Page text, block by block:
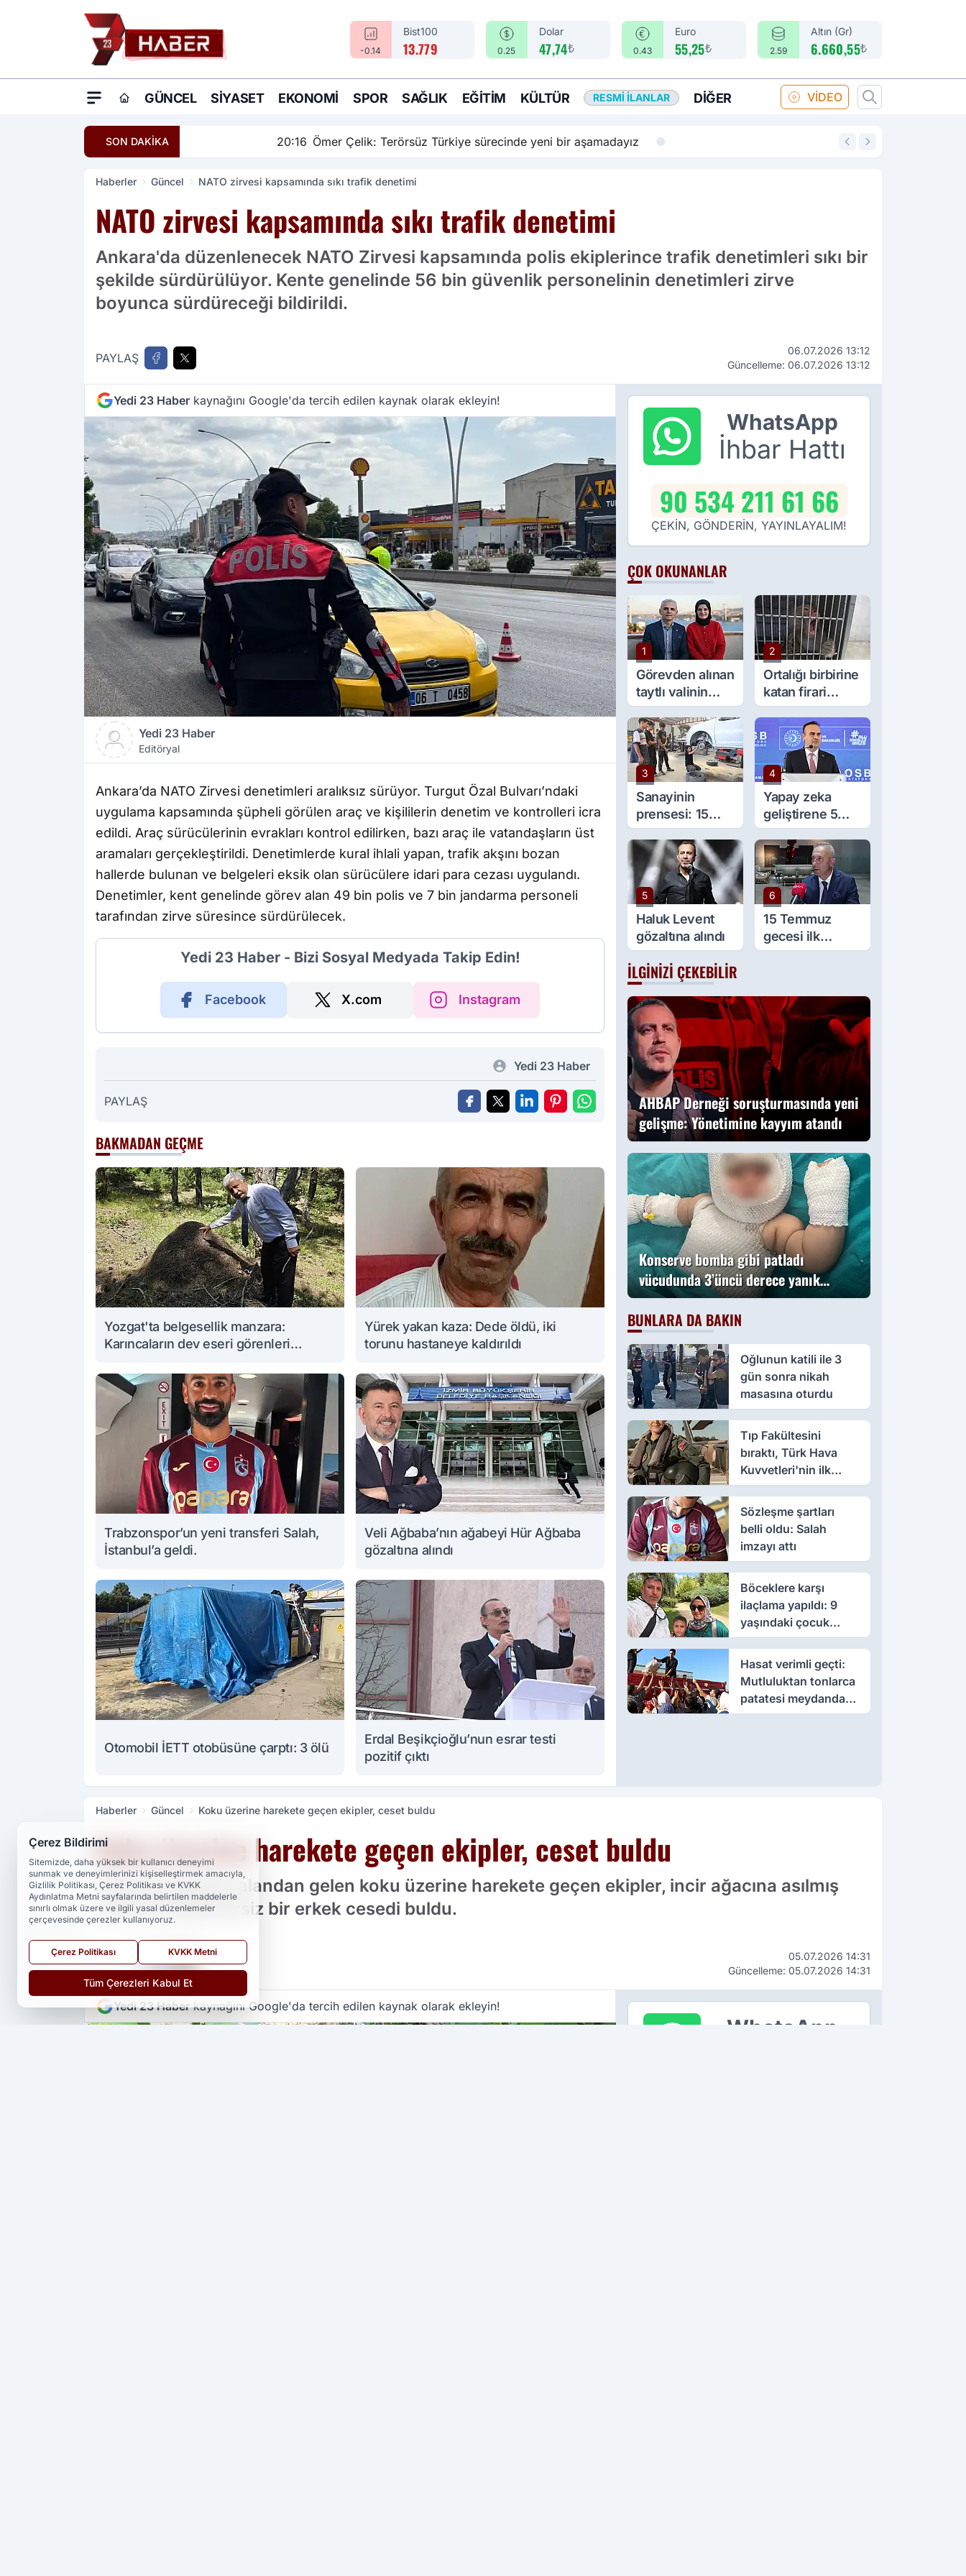
-0.14
Bist100
13.779 0.25
Dolar
47,74₺ 0.43
Euro
55,25₺ 2.59
Altın (Gr)
6.660,55₺
GÜNCEL SIYASET EKONOMI SPOR SAĞLIK EĞITIM KÜLTÜR RESMI İLANLAR DIĞER VİDEO
SON DAKİKA Ömer Çelik: Terörsüz Türkiye sürecinde yeni bir aşamadayız 14:18
Haberler Güncel NATO zirvesi kapsamında sıkı trafik denetimi
NATO zirvesi kapsamında sıkı trafik denetimi
Ankara'da düzenlenecek NATO Zirvesi kapsamında polis ekiplerince trafik denetimleri sıkı bir
şekilde sürdürülüyor. Kente genelinde 56 bin güvenlik personelinin denetimleri zirve
boyunca sürdüreceği bildirildi.
PAYLAŞ
06.07.2026 13:12
Güncelleme: 06.07.2026 13:12
Yedi 23 Haber kaynağını Google'da tercih edilen kaynak olarak ekleyin!
Yedi 23 Haber
Editöryal
Ankara’da NATO Zirvesi denetimleri aralıksız sürüyor. Turgut Özal Bulvarı’ndaki
uygulama kapsamında şüpheli görülen araç ve kişililerin denetim ve kontrolleri icra
edildi. Araç sürücülerinin evrakları kontrol edilirken, bazı araç ile vatandaşların üst
aramaları gerçekleştirildi. Denetimlerde kural ihlali yapan, trafik akşını bozan
hallerde bulunan ve belgeleri eksik olan sürücülere idari para cezası uygulandı.
Denetimler, kent genelinde görev alan 49 bin polis ve 7 bin jandarma personeli
tarafından zirve süresince sürdürülecek.
Yedi 23 Haber - Bizi Sosyal Medyada Takip Edin!
Facebook X.com Instagram
Yedi 23 Haber
PAYLAŞ
BAKMADAN GEÇME
Yozgat'ta belgesellik manzara:
Karıncaların dev eseri görenleri
Yürek yakan kaza: Dede öldü, iki
torunu hastaneye kaldırıldı
Trabzonspor’un yeni transferi Salah,
İstanbul’a geldi.
Veli Ağbaba’nın ağabeyi Hür Ağbaba
gözaltına alındı
Otomobil İETT otobüsüne çarptı: 3 ölü
Erdal Beşikçioğlu’nun esrar testi
pozitif çıktı
WhatsApp
İhbar Hattı
90 534 211 61 66
ÇEKİN, GÖNDERİN, YAYINLAYALIM!
ÇOK OKUNANLAR
1
Görevden alınan
taytlı valinin
eşine sürpriz
görev
2
Ortalığı birbirine
katan firari
maymun, kadını
yaraladı
3
Sanayinin
prensesi: 15
yaşında 5 çırağı
var
4
Yapay zeka
geliştirene 5
milyon lira kredi
desteği
5
Haluk Levent
gözaltına alındı
6
15 Temmuz
gecesi ilk
gözaltı talimatını
Ömer Faruk
Aydıner o anları
anlattı
İLGINIZI ÇEKEBILIR
AHBAP Derneği soruşturmasında yeni
gelişme: Yönetimine kayyım atandı
Konserve bomba gibi patladı
vücudunda 3’üncü derece yanık
oluştu
BUNLARA DA BAKIN
Oğlunun katili ile 3
gün sonra nikah
masasına oturdu
Tıp Fakültesini
bıraktı, Türk Hava
Kuvvetleri'nin ilk
kadın paşası oldu
Sözleşme şartları
belli oldu: Salah
imzayı attı
Böceklere karşı
ilaçlama yapıldı: 9
yaşındaki çocuk
öldü, annesi yoğun
bakımda
Hasat verimli geçti:
Mutluluktan tonlarca
patatesi meydanda
dağıttı
Haberler Güncel Koku üzerine harekete geçen ekipler, ceset buldu
Koku üzerine harekete geçen ekipler, ceset buldu
Hatay'da ağaçlık alandan gelen koku üzerine harekete geçen ekipler, incir ağacına asılmış
halde kimliği belirsiz bir erkek cesedi buldu.
PAYLAŞ
05.07.2026 14:31
Güncelleme: 05.07.2026 14:31
Yedi 23 Haberkaynağını Google'da tercih edilen kaynak olarak ekleyin!
WhatsApp
Çerez Bildirimi
Sitemizde, daha yüksek bir kullanıcı deneyimi
sunmak ve deneyimlerinizi kişiselleştirmek amacıyla,
Gizlilik Politikası, Çerez Politikası ve KVKK
Aydınlatma Metni sayfalarında belirtilen maddelerle
sınırlı olmak üzere ve ilgili yasal düzenlemeler
çerçevesinde çerezler kullanıyoruz.
Çerez Politikası KVKK Metni
Tüm Çerezleri Kabul Et